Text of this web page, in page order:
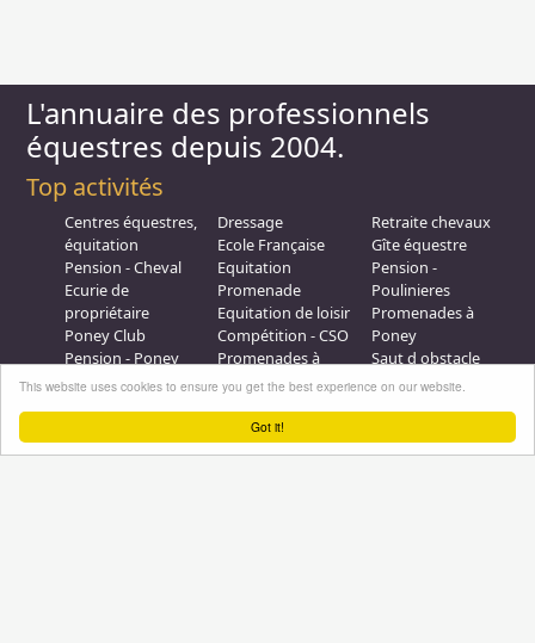
Got it!
This website uses cookies to ensure you get the best experience on our website.
L'annuaire des professionnels
équestres depuis 2004.
Top activités
Centres équestres,
équitation
Pension - Cheval
Ecurie de
propriétaire
Poney Club
Pension - Poney
Débourrage
Dressage
Ecole Française
Equitation
Promenade
Equitation de loisir
Compétition - CSO
Promenades à
Cheval
Retraite chevaux
Gîte équestre
Pension -
Poulinieres
Promenades à
Poney
Saut d obstacle
Relais étape